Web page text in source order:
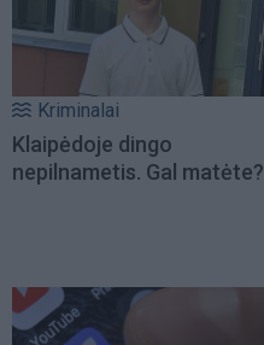
Kriminalai
Klaipėdoje dingo
nepilnametis. Gal matėte?